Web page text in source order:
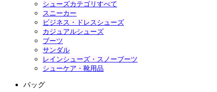
シューズカテゴリすべて
スニーカー
ビジネス・ドレスシューズ
カジュアルシューズ
ブーツ
サンダル
レインシューズ・スノーブーツ
シューケア・靴用品
バッグ